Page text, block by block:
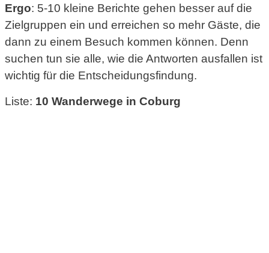
Ergo: 5-10 kleine Berichte gehen besser auf die
Zielgruppen ein und erreichen so mehr Gäste, die
dann zu einem Besuch kommen können. Denn
suchen tun sie alle, wie die Antworten ausfallen ist
wichtig für die Entscheidungsfindung.
Liste: 10 Wanderwege in Coburg